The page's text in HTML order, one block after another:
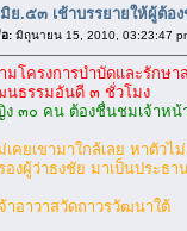
ย.๕๓ เช้าบรรยายให้ผู้ต้อ
อ: มิถุนายน 15, 2010, 03:23:47
ครงการบำบัดและรักษ
นธรรมอันดี ๓ ชั่วโมง
๐ คน ต้องชื่นชมเจ้าหน้
ยเขามาใกล้เลย หาตัว
งผู้ว่าธงชัย มาเป็นประธา
าวาสวัดถาวรวัฒนาใต้